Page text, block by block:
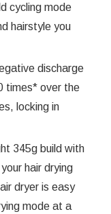
cycling mode
hairstyle you
discharge
times* over the
locking in
345g build with
hair drying
dryer is easy
mode at a